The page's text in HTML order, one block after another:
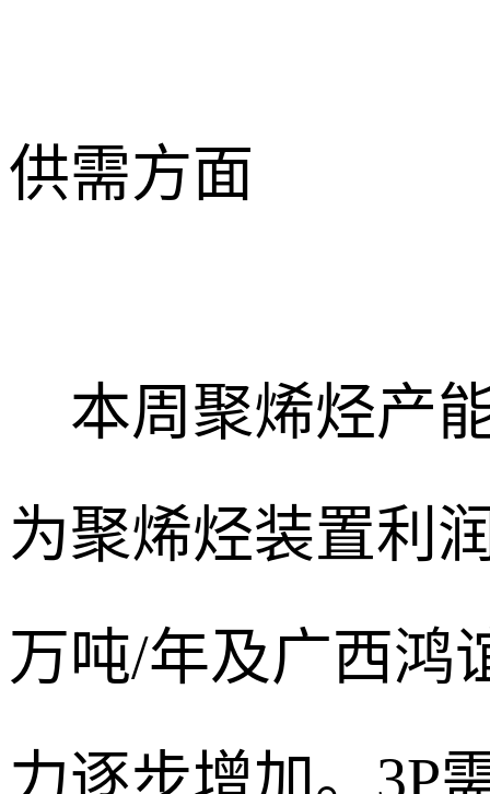
供需方面
本周聚烯烃产
为聚烯烃装置利
万吨/年及广西鸿
力逐步增加。3P